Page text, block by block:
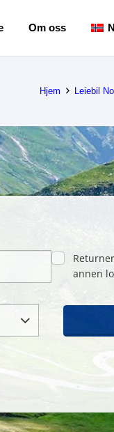
Om oss
Hjem Leiebil
annen